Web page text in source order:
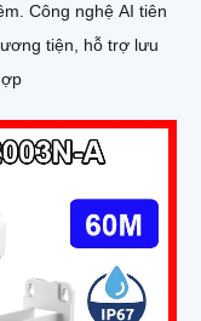
tiên
tiện, hỗ trợ lưu